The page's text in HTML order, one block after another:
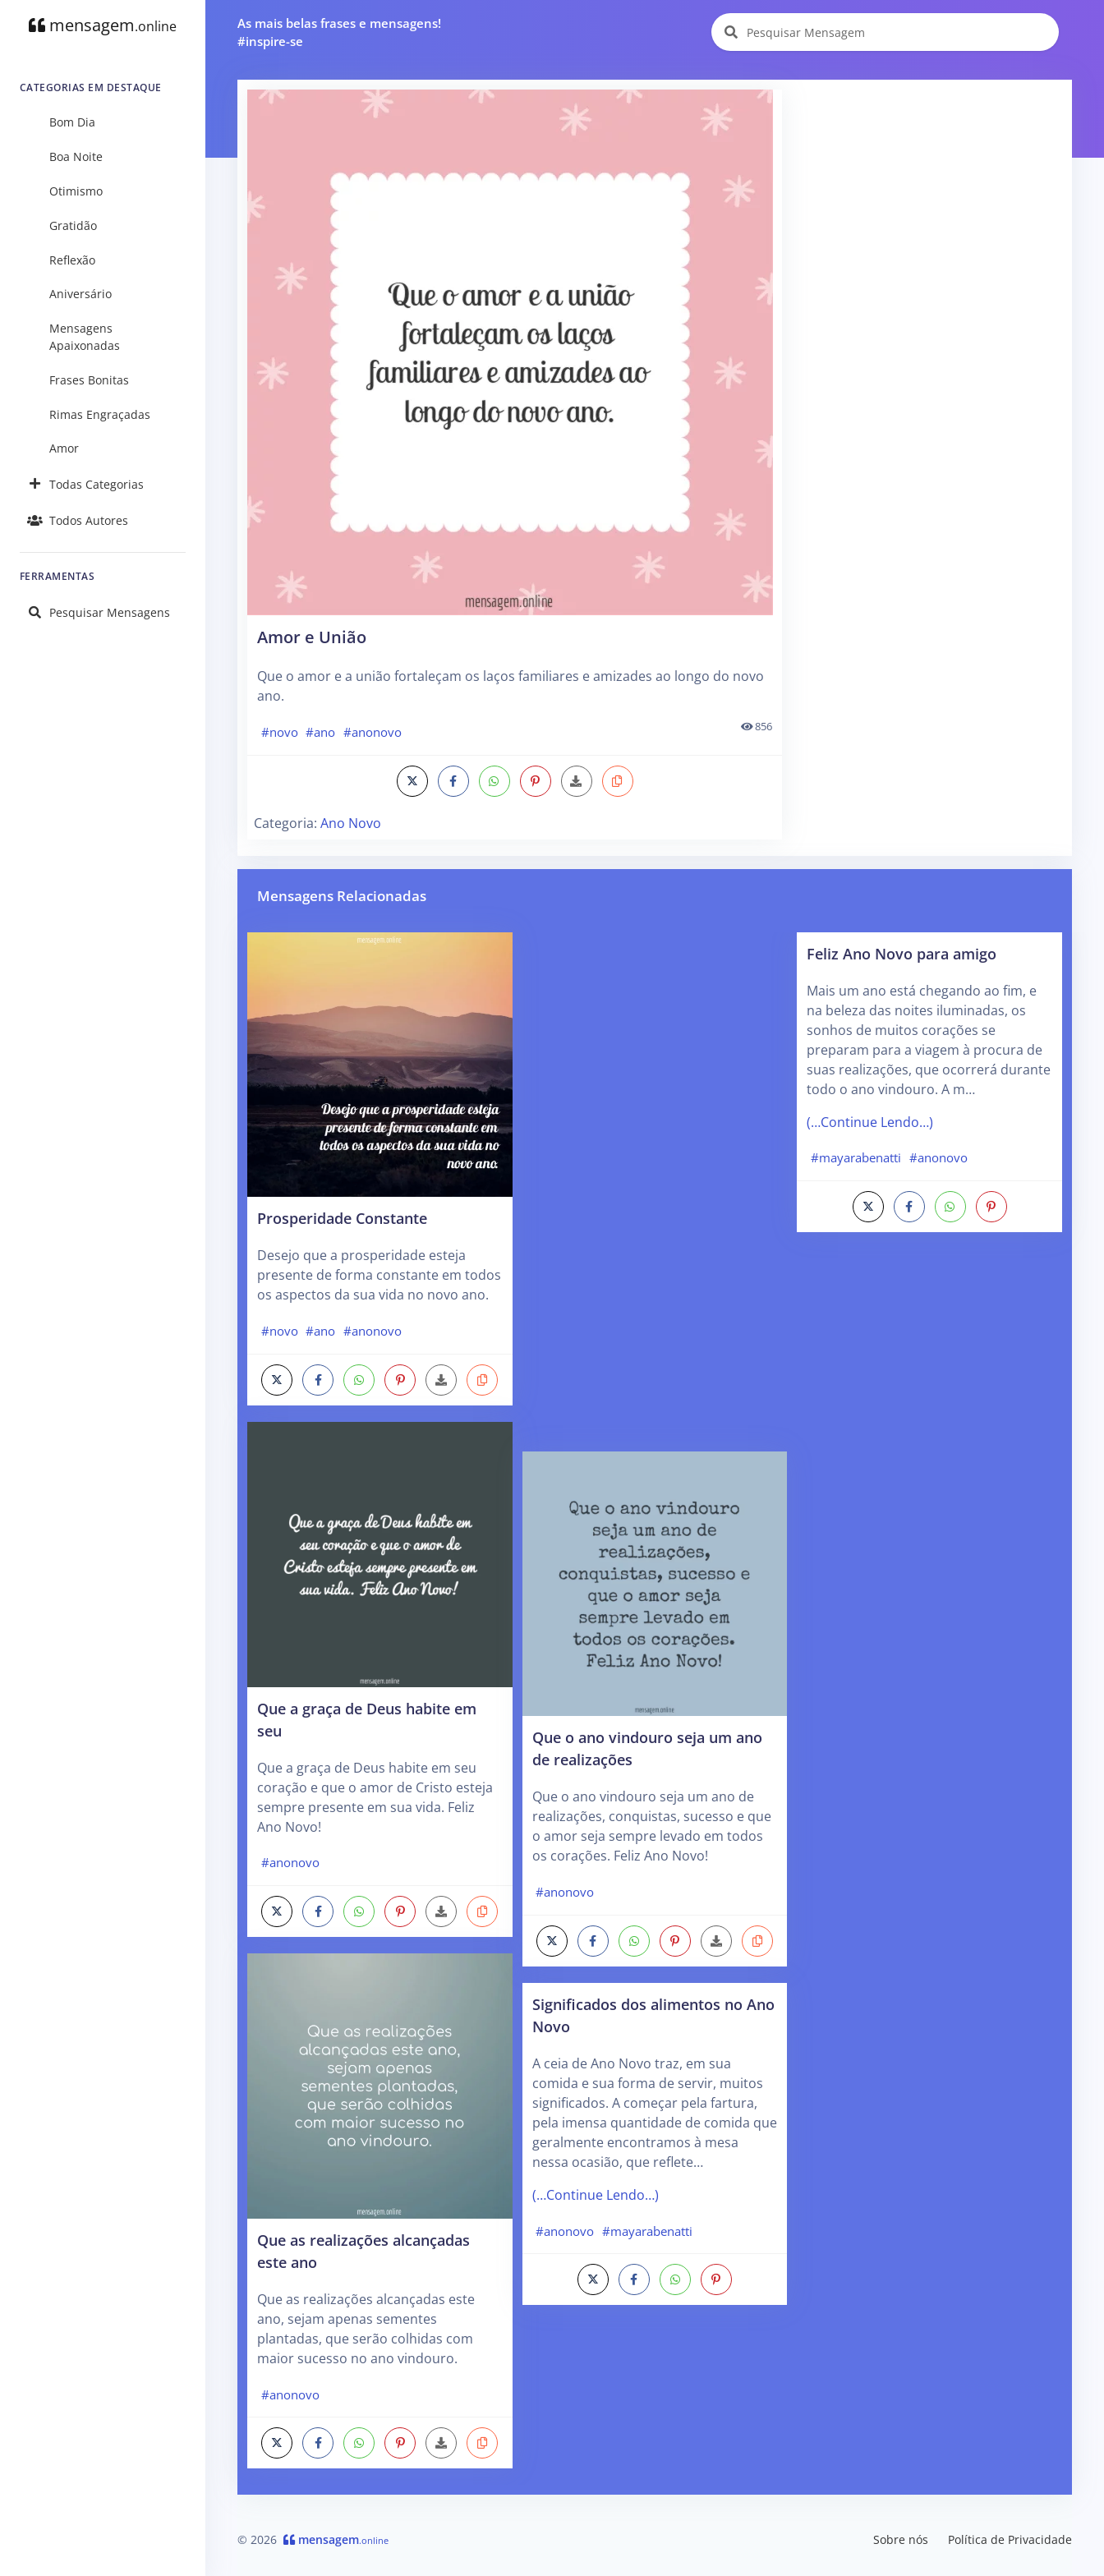
mensagem.online
CATEGORIAS EM DESTAQUE
Bom Dia
Boa Noite
Otimismo
Gratidão
Reflexão
Aniversário
Mensagens
Apaixonadas
Frases Bonitas
Rimas Engraçadas
Amor
Todas Categorias
Todos Autores
FERRAMENTAS
Pesquisar Mensagens
As mais belas frases e mensagens!
#inspire-se
Amor e União
Que o amor e a união fortaleçam os laços familiares e amizades ao longo do novo
ano.
#novo #ano #anonovo 856
Categoria: Ano Novo
Mensagens Relacionadas
Prosperidade Constante
Desejo que a prosperidade esteja
presente de forma constante em todos
os aspectos da sua vida no novo ano.
#novo #ano #anonovo
Que a graça de Deus habite em
seu
Que a graça de Deus habite em seu
coração e que o amor de Cristo esteja
sempre presente em sua vida. Feliz
Ano Novo!
#anonovo
Que as realizações alcançadas
este ano
Que as realizações alcançadas este
ano, sejam apenas sementes
plantadas, que serão colhidas com
maior sucesso no ano vindouro.
#anonovo
Que o ano vindouro seja um ano
de realizações
Que o ano vindouro seja um ano de
realizações, conquistas, sucesso e que
o amor seja sempre levado em todos
os corações. Feliz Ano Novo!
#anonovo
Significados dos alimentos no Ano
Novo
A ceia de Ano Novo traz, em sua
comida e sua forma de servir, muitos
significados. A começar pela fartura,
pela imensa quantidade de comida que
geralmente encontramos à mesa
nessa ocasião, que reflete…
(…Continue Lendo…)
#anonovo #mayarabenatti
Feliz Ano Novo para amigo
Mais um ano está chegando ao fim, e
na beleza das noites iluminadas, os
sonhos de muitos corações se
preparam para a viagem à procura de
suas realizações, que ocorrerá durante
todo o ano vindouro. A m…
(…Continue Lendo…)
#mayarabenatti #anonovo
© 2026 mensagem.online Sobre nós Política de Privacidade